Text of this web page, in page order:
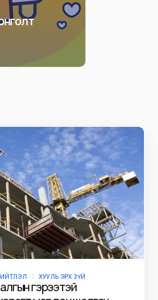
ХУУЛЬ ЭРХ ЗҮЙ
гэрээтэй